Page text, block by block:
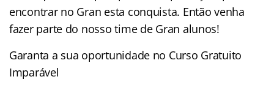
encontrar no Gran esta conquista. Então venha
fazer parte do nosso time de Gran alunos!
Garanta a sua oportunidade no Curso Gratuito
Imparável